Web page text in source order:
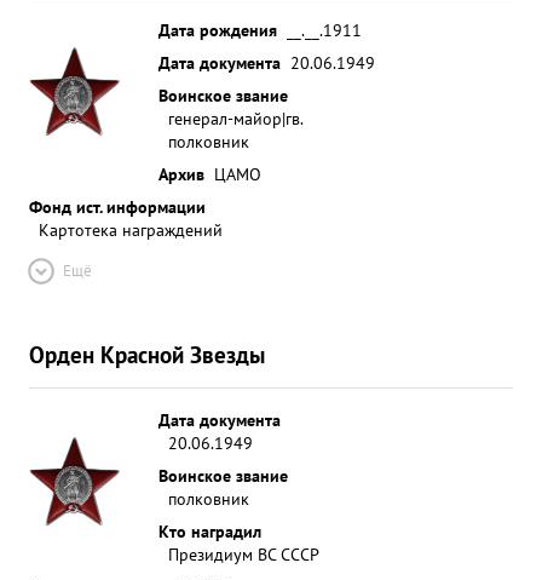
Дата рождения
__.__.1911
Дата документа 20.06.1949
Воинское звание
генерал-майор|гв.
полковник
Архив ЦАМО
Фонд ист. информации
Картотека награждений
Ещё
Орден Красной Звезды
Дата документа
20.06.1949
Воинское звание
полковник
Кто наградил
Президиум ВС СССР